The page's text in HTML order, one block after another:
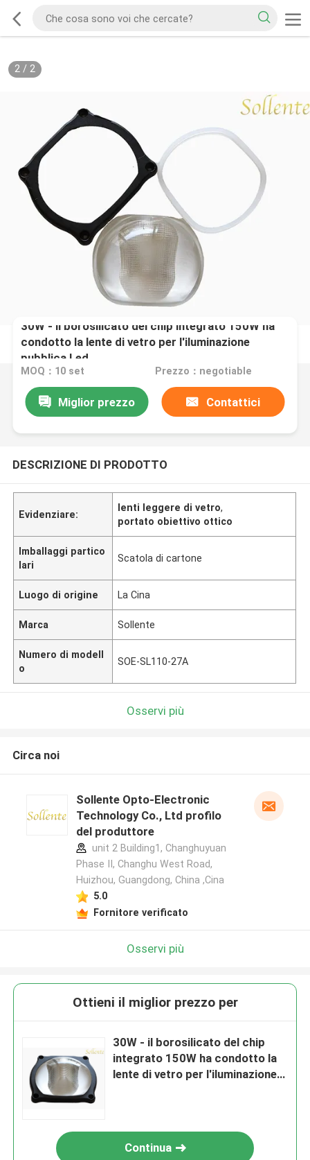
2/ 2
30W - il borosilicato del chip integrato 150W ha
condotto la lente di vetro per l'iluminazione
pubblica Led
MOQ：10 set Prezzo：negotiable
Miglior prezzo Contattici
DESCRIZIONE DI PRODOTTO
Evidenziare:
lenti leggere di vetro,
portato obiettivo ottico
Imballaggi partico
lari
Scatola di cartone
Luogo di origine La Cina
Marca Sollente
Numero di modell
o
SOE-SL110-27A
Osservi più
Circa noi
Sollente Opto-Electronic
Technology Co., Ltd profilo
del produttore
unit 2 Building1, Changhuyuan
Phase II, Changhu West Road,
Huizhou, Guangdong, China ,Cina
5.0
Fornitore verificato
Osservi più
Ottieni il miglior prezzo per
30W - il borosilicato del chip
integrato 150W ha condotto la
lente di vetro per l'iluminazione
Continua